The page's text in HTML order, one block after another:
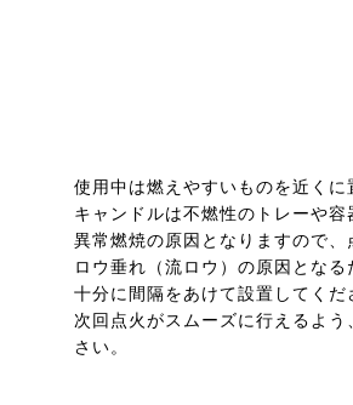
使用中は燃えやすいものを近くに
キャンドルは不燃性のトレーや
異常燃焼の原因となりますので
ロウ垂れ（流ロウ）の原因とな
十分に間隔をあけて設置してくだ
次回点火がスムーズに行えるよ
さい。